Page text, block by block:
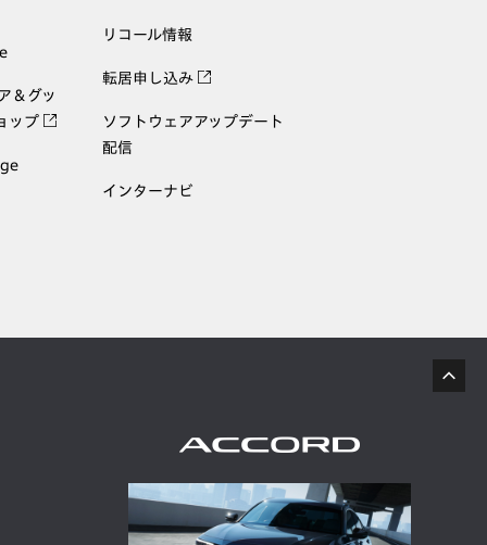
＆グッ
ップ
リコール情報
転居申し込み
ソフトウェアアップデート
配信
インターナビ